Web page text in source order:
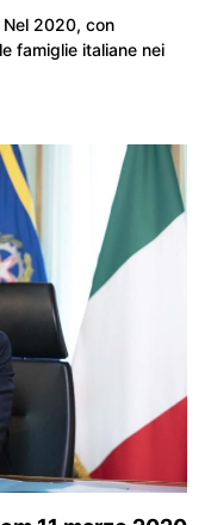
2020, con
famiglie italiane nei